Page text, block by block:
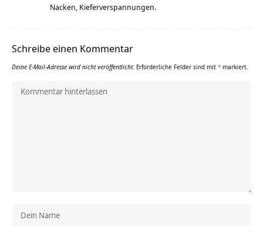
Nacken, Kieferverspannungen.
Schreibe einen Kommentar
Deine E-Mail-Adresse wird nicht veröffentlicht. Erforderliche Felder sind mit * markiert.